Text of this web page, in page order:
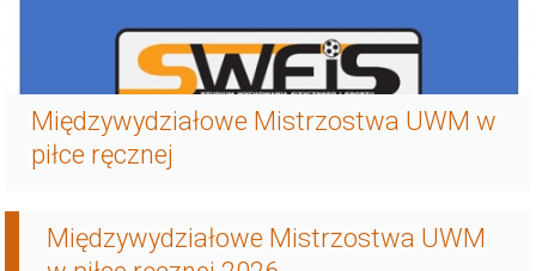
Międzywydziałowe Mistrzostwa UWM w
piłce ręcznej
Międzywydziałowe Mistrzostwa UWM